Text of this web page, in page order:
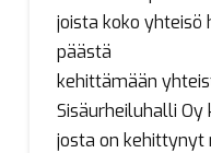
joista koko yhteisö
päästä
kehittämään
Sisäurheiluhalli Oy
josta on